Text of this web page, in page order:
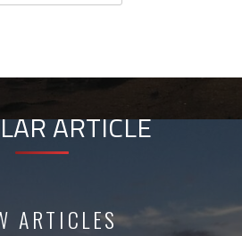
ARTICLE
ARTICLES